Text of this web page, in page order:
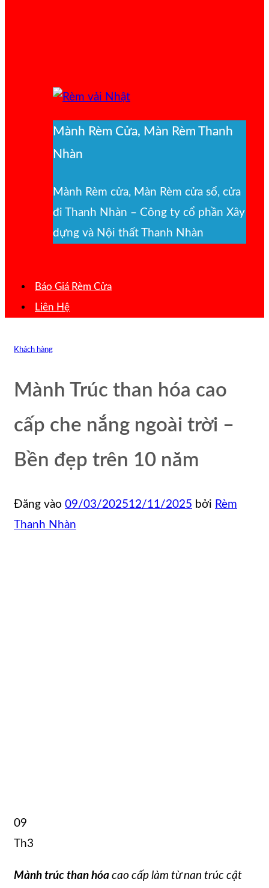
Mành Rèm Cửa, Màn Rèm Thanh
Nhàn
Mành Rèm cửa, Màn Rèm cửa sổ, cửa
đi Thanh Nhàn – Công ty cổ phần Xây
dựng và Nội thất Thanh Nhàn
Báo Giá Rèm Cửa
Liên Hệ
Khách hàng
Mành Trúc than hóa cao
cấp che nắng ngoài trời –
Bền đẹp trên 10 năm
Đăng vào 09/03/202512/11/2025 bởi Rèm
Thanh Nhàn
09
Th3
Mành trúc than hóa cao cấp làm từ nan trúc cật